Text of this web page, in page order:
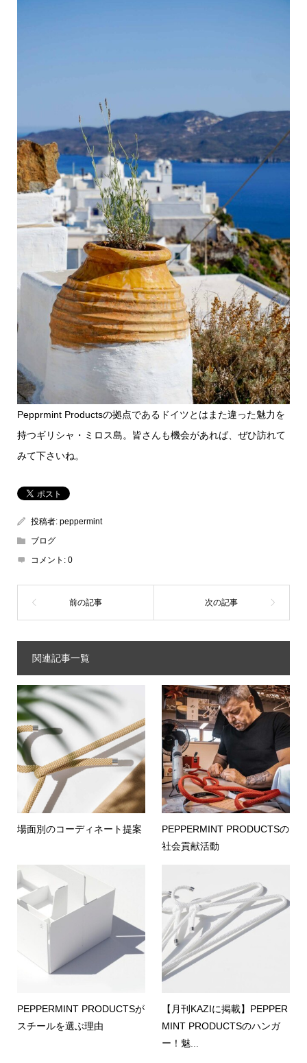
Pepprmint Productsの拠点であるドイツとはまた違った魅力を
持つギリシャ・ミロス島。皆さんも機会があれば、ぜひ訪れて
みて下さいね。
投稿者: peppermint
ブログ
コメント: 0
関連記事一覧
場面別のコーディネート提案
PEPPERMINT PRODUCTSの
社会貢献活動
PEPPERMINT PRODUCTSが
スチールを選ぶ理由
【月刊KAZIに掲載】PEPPER
MINT PRODUCTSのハンガ
ー！魅...